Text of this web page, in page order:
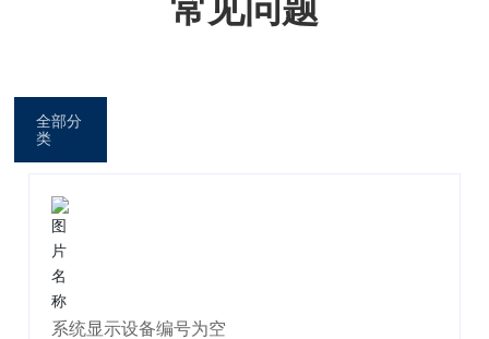
常见问题
全部分
类
系统显示设备编号为空